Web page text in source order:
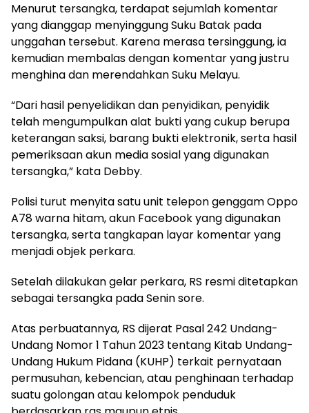
Menurut tersangka, terdapat sejumlah komentar
yang dianggap menyinggung Suku Batak pada
unggahan tersebut. Karena merasa tersinggung, ia
kemudian membalas dengan komentar yang justru
menghina dan merendahkan Suku Melayu.
“Dari hasil penyelidikan dan penyidikan, penyidik
telah mengumpulkan alat bukti yang cukup berupa
keterangan saksi, barang bukti elektronik, serta hasil
pemeriksaan akun media sosial yang digunakan
tersangka,” kata Debby.
Polisi turut menyita satu unit telepon genggam Oppo
A78 warna hitam, akun Facebook yang digunakan
tersangka, serta tangkapan layar komentar yang
menjadi objek perkara.
Setelah dilakukan gelar perkara, RS resmi ditetapkan
sebagai tersangka pada Senin sore.
Atas perbuatannya, RS dijerat Pasal 242 Undang-
Undang Nomor 1 Tahun 2023 tentang Kitab Undang-
Undang Hukum Pidana (KUHP) terkait pernyataan
permusuhan, kebencian, atau penghinaan terhadap
suatu golongan atau kelompok penduduk